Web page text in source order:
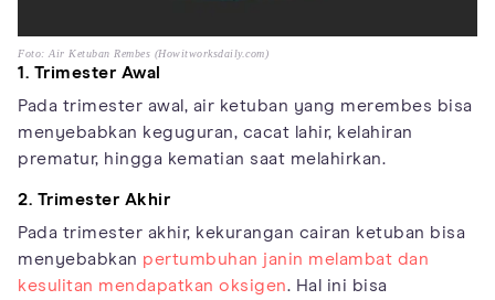
Foto: Air Ketuban Rembes (Howitworksdaily.com)
1. Trimester Awal
Pada trimester awal, air ketuban yang merembes bisa
menyebabkan keguguran, cacat lahir, kelahiran
prematur, hingga kematian saat melahirkan.
2. Trimester Akhir
Pada trimester akhir, kekurangan cairan ketuban bisa
menyebabkan pertumbuhan janin melambat dan
kesulitan mendapatkan oksigen. Hal ini bisa